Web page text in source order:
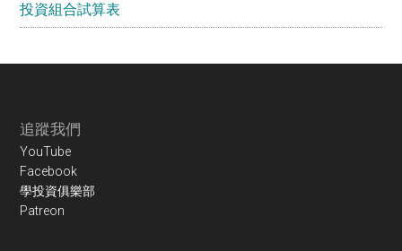
投資組合試算表
Footer
追蹤我們
YouTube
Facebook
學投資俱樂部
Patreon